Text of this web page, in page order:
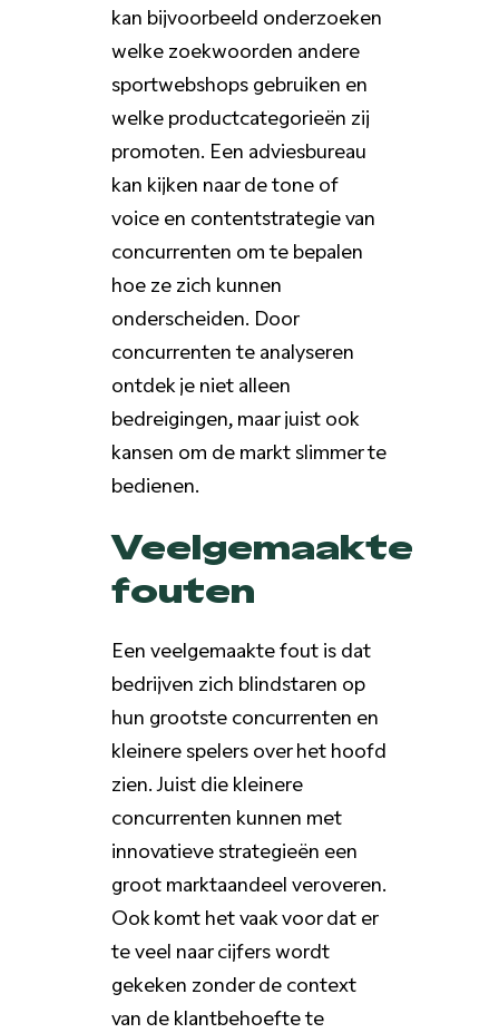
kan bijvoorbeeld onderzoeken
welke zoekwoorden andere
sportwebshops gebruiken en
welke productcategorieën zij
promoten. Een adviesbureau
kan kijken naar de tone of
voice en contentstrategie van
concurrenten om te bepalen
hoe ze zich kunnen
onderscheiden. Door
concurrenten te analyseren
ontdek je niet alleen
bedreigingen, maar juist ook
kansen om de markt slimmer te
bedienen.
Veelgemaakte
fouten
Een veelgemaakte fout is dat
bedrijven zich blindstaren op
hun grootste concurrenten en
kleinere spelers over het hoofd
zien. Juist die kleinere
concurrenten kunnen met
innovatieve strategieën een
groot marktaandeel veroveren.
Ook komt het vaak voor dat er
te veel naar cijfers wordt
gekeken zonder de context
van de klantbehoefte te